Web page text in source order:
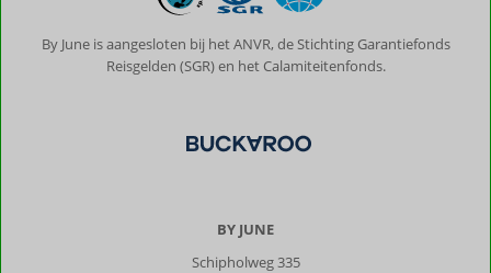
By June is aangesloten bij het ANVR, de Stichting Garantiefonds
Reisgelden (SGR) en het Calamiteitenfonds.
BY JUNE
Schipholweg 335